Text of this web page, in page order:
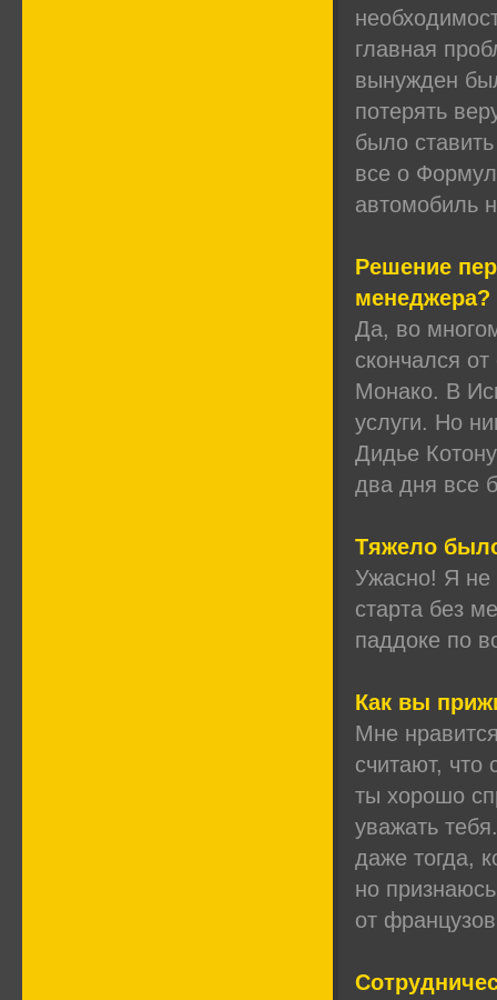
главная
вынужден
потерять
было
все о
автомобиль
Решение
менеджера?
Да, во
скончался
Монако. В
услуги. Но
Дидье
два дня все
Тяжело
Ужасно! Я не
старта без
паддоке по
Как вы
Мне
считают, что
ты хорошо
уважать
даже тогда,
но
от